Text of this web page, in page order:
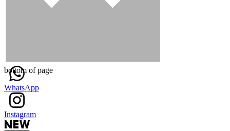
WhatsApp
Instagram
bottom of page